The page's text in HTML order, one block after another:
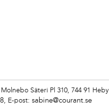
Molnebo Säteri Pl 310, 744 91 Heby
, E-post:sabine@courant.se